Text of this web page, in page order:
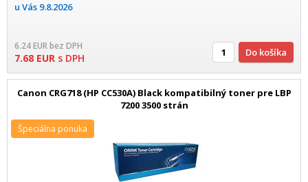
u Vás 9.8.2026
6.24EURbez DPH
7.68 EUR s DPH Do košíka
Canon CRG718 (HP CC530A) Black kompatibilný toner pre LBP
7200 3500 strán
Špeciálna ponuka